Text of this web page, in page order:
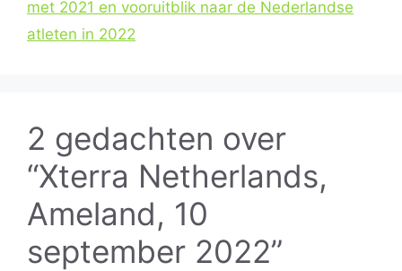
met 2021 en vooruitblik naar de Nederlandse
atleten in 2022
2 gedachten over
“Xterra Netherlands,
Ameland, 10
september 2022”